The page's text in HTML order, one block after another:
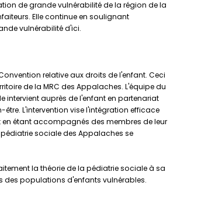
de grande vulnérabilité de la région de la
Elle continue en soulignant
vulnérabilité d'ici.
relative aux droits de l'enfant. Ceci
de la MRC des Appalaches. L'équipe du
intervient auprès de l'enfant en partenariat
L'intervention vise l'intégration efficace
en étant accompagnés des membres de leur
sociale des Appalaches se
la théorie de la pédiatrie sociale à sa
populations d'enfants vulnérables.